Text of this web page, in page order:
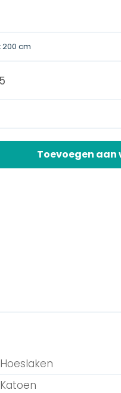
Toevoegen
Hoeslaken
Katoen